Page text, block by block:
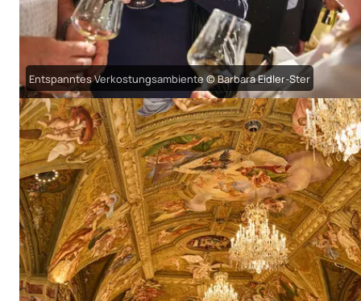
Entspanntes Verkostungsambiente © Barbara Eidler-Ster